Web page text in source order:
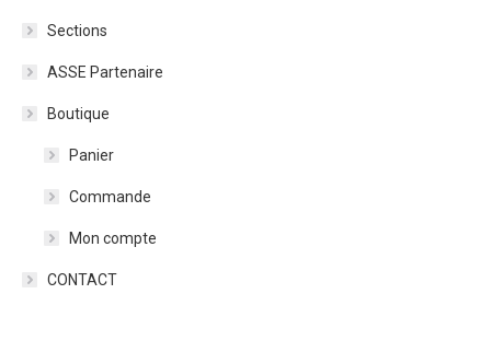
Sections
ASSE Partenaire
Boutique
Panier
Commande
Mon compte
CONTACT